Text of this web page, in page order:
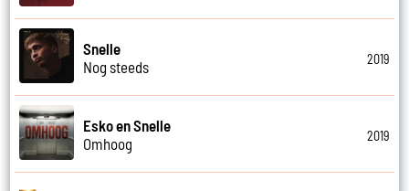
Snelle
Nog steeds
2019
Esko en Snelle
Omhoog
2019